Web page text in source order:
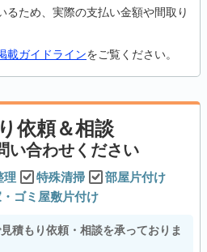
るため、実際の支払い金額や間取り
載ガイドラインをご覧ください。
依頼＆相談
い合わせください
理 特殊清掃
部屋片付け
ゴミ屋敷片付け
積もり依頼・相談を承っておりま